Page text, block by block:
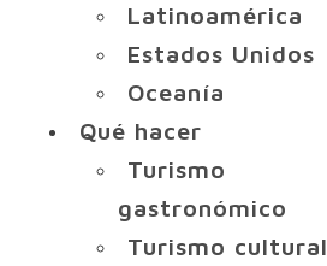
Latinoamérica
Estados Unidos
Oceanía
Qué hacer
Turismo
gastronómico
Turismo cultural